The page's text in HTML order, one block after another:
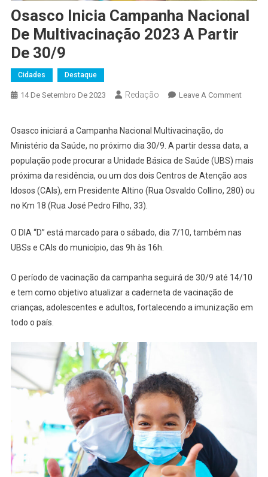
Osasco Inicia Campanha Nacional
De Multivacinação 2023 A Partir
De 30/9
Cidades Destaque
14 De Setembro De 2023 Redação Leave A CommentOn
De
2023
De
Osasco iniciará a Campanha Nacional Multivacinação, do
Ministério da Saúde, no próximo dia 30/9. A partir dessa data, a
população pode procurar a Unidade Básica de Saúde (UBS) mais
próxima da residência, ou um dos dois Centros de Atenção aos
Idosos (CAIs), em Presidente Altino (Rua Osvaldo Collino, 280) ou
no Km 18 (Rua José Pedro Filho, 33).
O DIA “D” está marcado para o sábado, dia 7/10, também nas
UBSs e CAIs do município, das 9h às 16h.
O período de vacinação da campanha seguirá de 30/9 até 14/10
e tem como objetivo atualizar a caderneta de vacinação de
crianças, adolescentes e adultos, fortalecendo a imunização em
todo o país.